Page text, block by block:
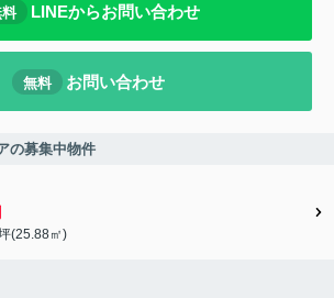
LINEからお問い合わせ
無料 お問い合わせ
の募集中物件
(25.88㎡)